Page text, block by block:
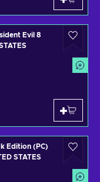
Evil 8
Edition (PC)
STATES